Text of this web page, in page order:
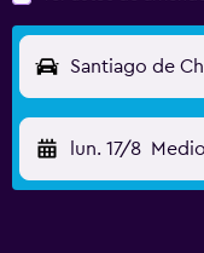
lun. 17/8